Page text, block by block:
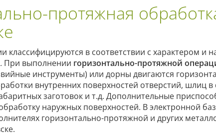
протяжная
классифицируются в соответствии с характером и
При выполнении горизонтально-протяжной
инструменты) или дорны двигаются
внутренних поверхностей отверстий, шлиц в
заготовок и т.д. Дополнительные
наружных поверхностей. В электронной
горизонтально-протяжной и других